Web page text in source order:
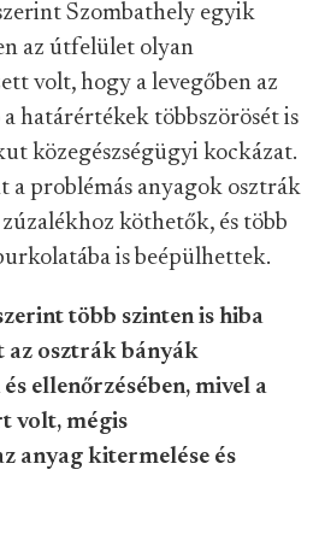
Szombathely egyik
az útfelület olyan
volt, hogy a levegőben az
határértékek többszörösét is
közegészségügyi kockázat.
a problémás anyagok osztrák
köthetők, és több
is beépülhettek.
több szinten is hiba
osztrák bányák
ellenőrzésében, mivel a
volt, mégis
anyag kitermelése és